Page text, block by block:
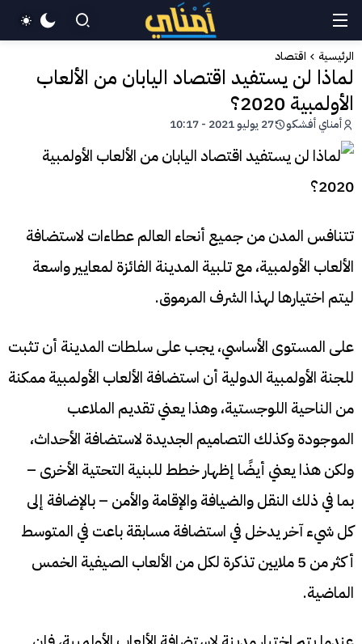
الرئيسية اقتصاد
لماذا لن يستفيد اقتصاد اليابان من الألعاب
الأولمبية 2020؟
أمناي أفشكو 27 يوليو 2021 - 10:17
تتنافس المدن من جميع أنحاء العالم عطاءات لاستضافة
الألعاب الأولمبية، مع تلبية المدينة الفائزة لمعايير واسعة
ليتم اختيارها لهذا الشرف المرموق.
على المستوى الأساسي، يجب على سلطات المدينة أن تثبت
للجنة الأولمبية الدولية أن استضافة الألعاب الأولمبية ممكنة
من الناحية اللوجستية، وهذا يعني تقديم الملاعب
الموجودة وكذلك التصاميم الجديدة لاستضافة الأحداث،
ولكن هذا يعني أيضًا إظهار خطط للبنية التحتية الأخرى –
بما في ذلك النقل والضيافة والإقامة والأمن – بالإضافة إلى
كل شيء آخر يدخل في استضافة مسابقة باعت في المتوسط
أكثر من 5 ملايين تذكرة لكل من الألعاب الصيفية الخمس
الماضية.